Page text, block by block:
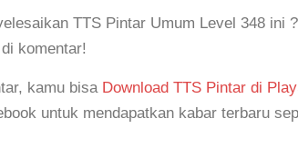
TTS Pintar Umum Level 348 ini
komentar!
kamu bisa Download TTS Pintar di
untuk mendapatkan kabar terbaru